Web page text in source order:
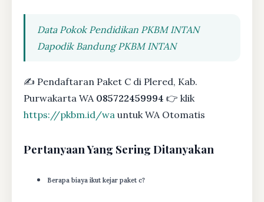
Data Pokok Pendidikan PKBM INTAN
Dapodik Bandung PKBM INTAN
✍ Pendaftaran Paket C di Plered, Kab.
Purwakarta WA 085722459994 👉 klik
https://pkbm.id/wa untuk WA Otomatis
Pertanyaan Yang Sering Ditanyakan
Berapa biaya ikut kejar paket c?